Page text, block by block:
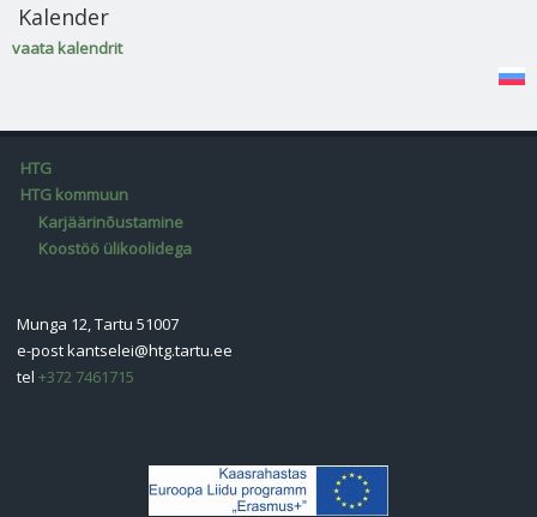
Kalender
vaata kalendrit
HTG
HTG kommuun
Karjäärinõustamine
Koostöö ülikoolidega
Munga 12, Tartu 51007
e-postkantselei@htg.tartu.ee
tel+372 7461715